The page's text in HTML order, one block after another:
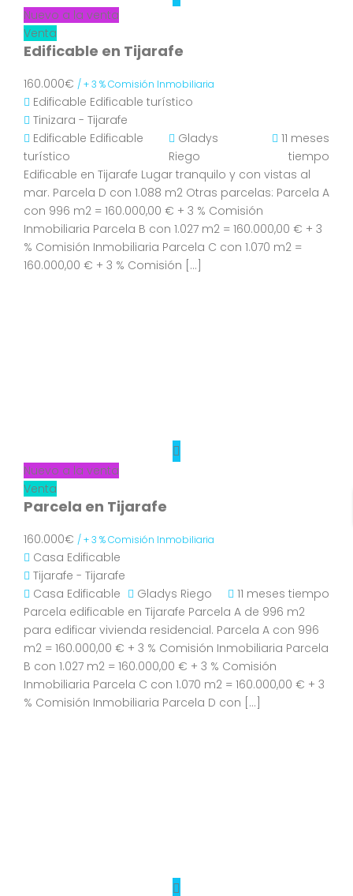
Nuevo a la venta
Venta
Edificable en Tijarafe
160.000€ / + 3 % Comisión Inmobiliaria
Edificable Edificable turístico
Tinizara - Tijarafe
Edificable Edificable
turístico
Gladys
Riego
11 meses
tiempo
Edificable en Tijarafe Lugar tranquilo y con vistas al
mar. Parcela D con 1.088 m2 Otras parcelas: Parcela A
con 996 m2 = 160.000,00 € + 3 % Comisión
Inmobiliaria Parcela B con 1.027 m2 = 160.000,00 € + 3
% Comisión Inmobiliaria Parcela C con 1.070 m2 =
160.000,00 € + 3 % Comisión […]
Nuevo a la venta
Venta
Parcela en Tijarafe
160.000€ / + 3 % Comisión Inmobiliaria
Casa Edificable
Tijarafe - Tijarafe
Casa Edificable Gladys Riego
11 meses tiempo
Parcela edificable en Tijarafe Parcela A de 996 m2
para edificar vivienda residencial. Parcela A con 996
m2 = 160.000,00 € + 3 % Comisión Inmobiliaria Parcela
B con 1.027 m2 = 160.000,00 € + 3 % Comisión
Inmobiliaria Parcela C con 1.070 m2 = 160.000,00 € + 3
% Comisión Inmobiliaria Parcela D con […]